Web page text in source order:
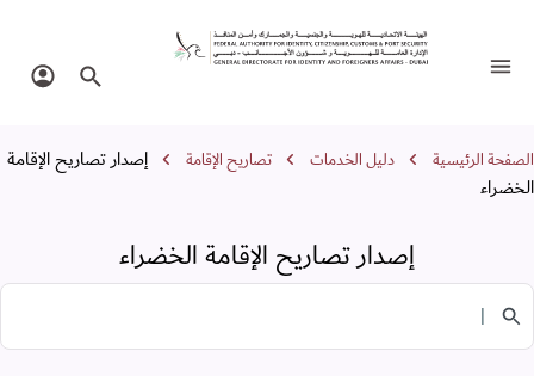
إصدار تصاريح الإقامة الخضراء
تبديل التنقل البحث في
مسار التنقل
الصفحة الرئيسية دليل الخدمات تصاريح الإقامة
إصدار تصاريح الإقامة
الخضراء
إصدار تصاريح الإقامة الخضراء